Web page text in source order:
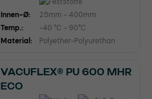
Innen-Ø:
25mm - 400mm
Temp.:
-40 °C - 90°C
Material:
Polyether-Polyurethan
VACUFLEX® PU 600 MHR
ECO